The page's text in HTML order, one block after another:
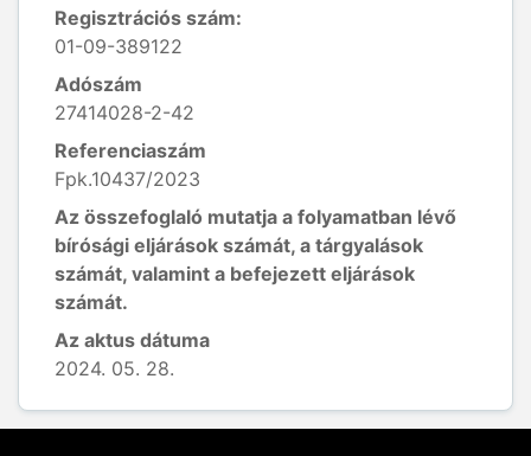
Regisztrációs szám:
01-09-389122
Adószám
27414028-2-42
Referenciaszám
Fpk.10437/2023
Az összefoglaló mutatja a folyamatban lévő
bírósági eljárások számát, a tárgyalások
számát, valamint a befejezett eljárások
számát.
Az aktus dátuma
2024. 05. 28.